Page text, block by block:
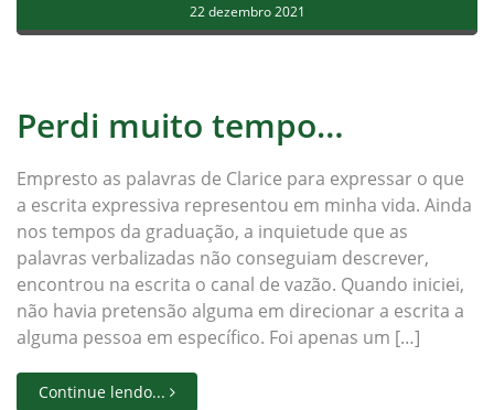
22 dezembro 2021
Perdi muito tempo…
Empresto as palavras de Clarice para expressar o que
a escrita expressiva representou em minha vida. Ainda
nos tempos da graduação, a inquietude que as
palavras verbalizadas não conseguiam descrever,
encontrou na escrita o canal de vazão. Quando iniciei,
não havia pretensão alguma em direcionar a escrita a
alguma pessoa em específico. Foi apenas um […]
Continue lendo...